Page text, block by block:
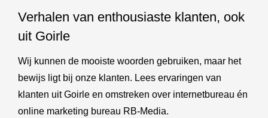
Verhalen van enthousiaste klanten, ook
uit Goirle
Wij kunnen de mooiste woorden gebruiken, maar het
bewijs ligt bij onze klanten. Lees ervaringen van
klanten uit Goirle en omstreken over internetbureau én
online marketing bureau RB-Media.